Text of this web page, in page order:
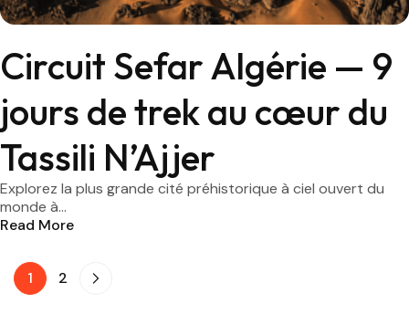
Circuit Sefar Algérie — 9
jours de trek au cœur du
Tassili N’Ajjer
Explorez la plus grande cité préhistorique à ciel ouvert du
monde à...
Read More
1 2